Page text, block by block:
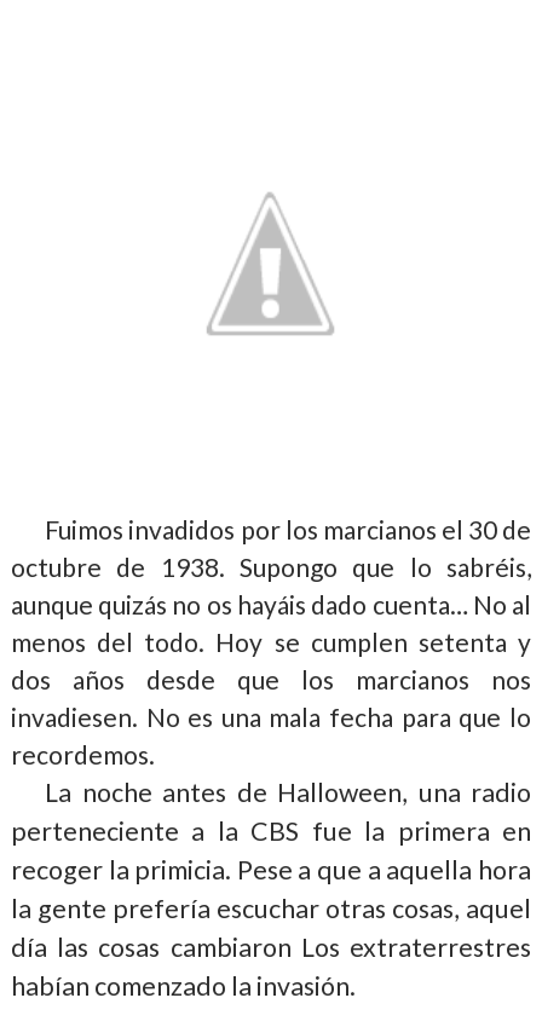
Fuimos invadidos por los marcianos el 30 de
octubre de 1938. Supongo que lo sabréis,
aunque quizás no os hayáis dado cuenta… No al
menos del todo. Hoy se cumplen setenta y
dos años desde que los marcianos nos
invadiesen. No es una mala fecha para que lo
recordemos.
La noche antes de Halloween, una radio
perteneciente a la CBS fue la primera en
recoger la primicia. Pese a que a aquella hora
la gente prefería escuchar otras cosas, aquel
día las cosas cambiaron Los extraterrestres
habían comenzado la invasión.